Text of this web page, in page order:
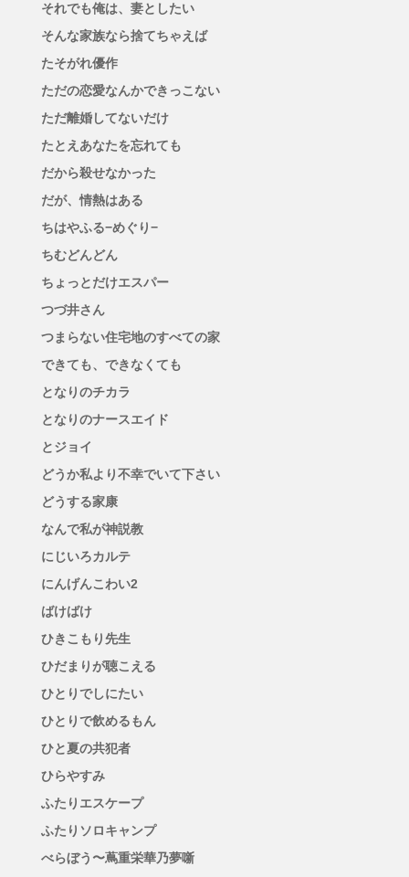
それでも俺は、妻としたい
そんな家族なら捨てちゃえば
たそがれ優作
ただの恋愛なんかできっこない
ただ離婚してないだけ
たとえあなたを忘れても
だから殺せなかった
だが、情熱はある
ちはやふる−めぐり−
ちむどんどん
ちょっとだけエスパー
つづ井さん
つまらない住宅地のすべての家
できても、できなくても
となりのチカラ
となりのナースエイド
とジョイ
どうか私より不幸でいて下さい
どうする家康
なんで私が神説教
にじいろカルテ
にんげんこわい2
ばけばけ
ひきこもり先生
ひだまりが聴こえる
ひとりでしにたい
ひとりで飲めるもん
ひと夏の共犯者
ひらやすみ
ふたりエスケープ
ふたりソロキャンプ
べらぼう〜蔦重栄華乃夢噺